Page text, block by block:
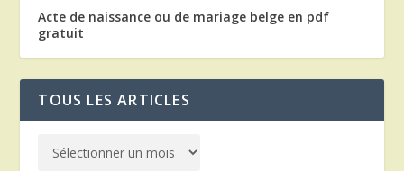
Acte de naissance ou de mariage belge en pdf
gratuit
TOUS LES ARTICLES